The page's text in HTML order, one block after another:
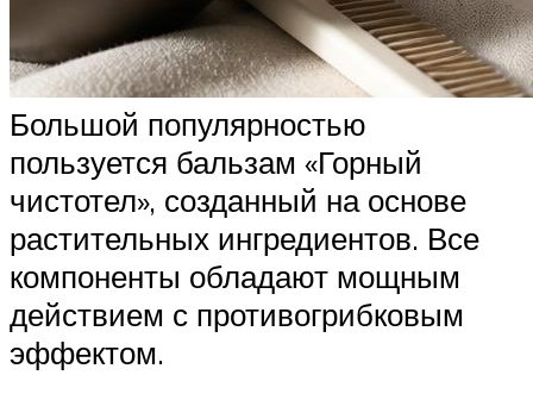
Большой популярностью
пользуется бальзам «Горный
чистотел», созданный на основе
растительных ингредиентов. Все
компоненты обладают мощным
действием с противогрибковым
эффектом.